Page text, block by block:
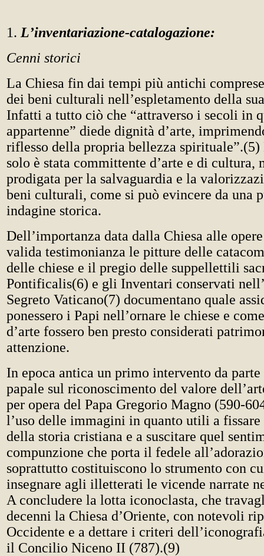
1. L’inventariazione-catalogazione:
Cenni storici
La Chiesa fin dai tempi più antichi
dei beni culturali nell’espletamento della
Infatti a tutto ciò che “attraverso i secoli in
appartenne” diede dignità d’arte,
riflesso della propria bellezza spirituale”.(5)
solo è stata committente d’arte e di cultura,
prodigata per la salvaguardia e la
beni culturali, come si può evincere da una
indagine storica.
Dell’importanza data dalla Chiesa alle opere
valida testimonianza le pitture delle
delle chiese e il pregio delle suppellettili
Pontificalis(6) e gli Inventari conservati
Segreto Vaticano(7) documentano quale
ponessero i Papi nell’ornare le chiese e
d’arte fossero ben presto considerati
attenzione.
In epoca antica un primo intervento da
papale sul riconoscimento del valore
per opera del Papa Gregorio Magno (590-
l’uso delle immagini in quanto utili a
della storia cristiana e a suscitare quel
compunzione che porta il fedele
soprattutto costituiscono lo strumento con
insegnare agli illetterati le vicende narrate
A concludere la lotta iconoclasta, che
decenni la Chiesa d’Oriente, con notevoli
Occidente e a dettare i criteri
il Concilio Niceno II (787).(9)